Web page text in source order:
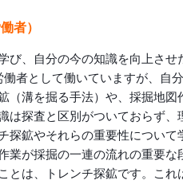
者）
び、自分の今の知識を向上させ
者として働いていますが、自
（溝を掘る手法）や、採掘地図
は探査と区別がついておらず、
探鉱やそれらの重要性について
業が採掘の一連の流れの重要な
とは、トレンチ探鉱です。これ